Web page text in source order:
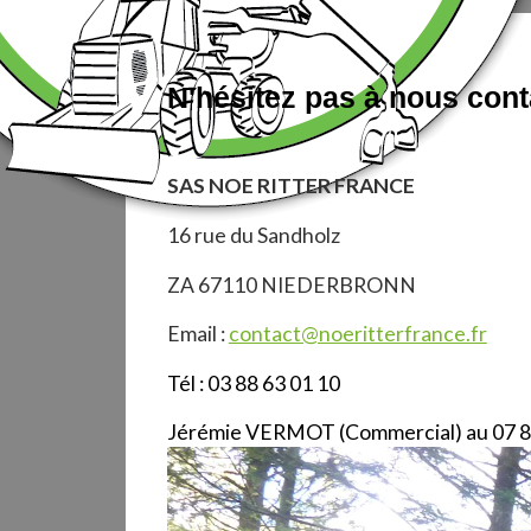
N'hésitez pas à nous
SAS NOE RITTER FRANCE
16 rue du Sandholz
ZA 67110 NIEDERBRONN
Email :contact@noeritterfrance.fr
Tél : 03 88 63 01 10
Jérémie VERMOT (Commercial) au 07